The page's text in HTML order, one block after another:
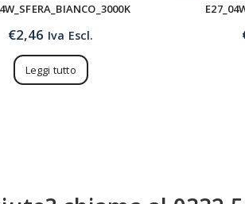
€2,46 Iva Escl.
Leggi tutto